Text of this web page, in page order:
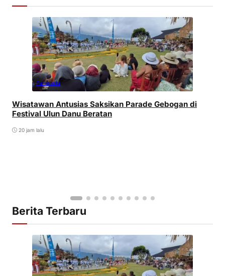
Pariwisata
Wisatawan Antusias Saksikan Parade Gebogan di
Festival Ulun Danu Beratan
20 jam lalu
Berita Terbaru